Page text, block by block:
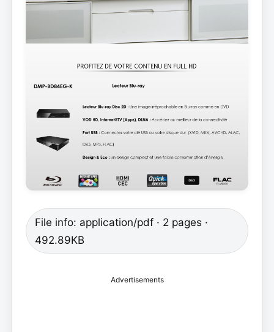
File info: application/pdf · 2 pages ·
492.89KB
Advertisements